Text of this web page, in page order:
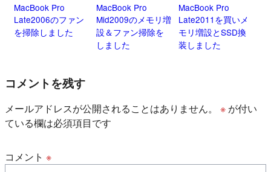
MacBook Pro
Late2006のファン
を掃除しました
MacBook Pro
Mid2009のメモリ増
設＆ファン掃除を
しました
MacBook Pro
Late2011を買いメ
モリ増設とSSD換
装しました
コメントを残す
メールアドレスが公開されることはありません。 ※ が付い
ている欄は必須項目です
コメント ※